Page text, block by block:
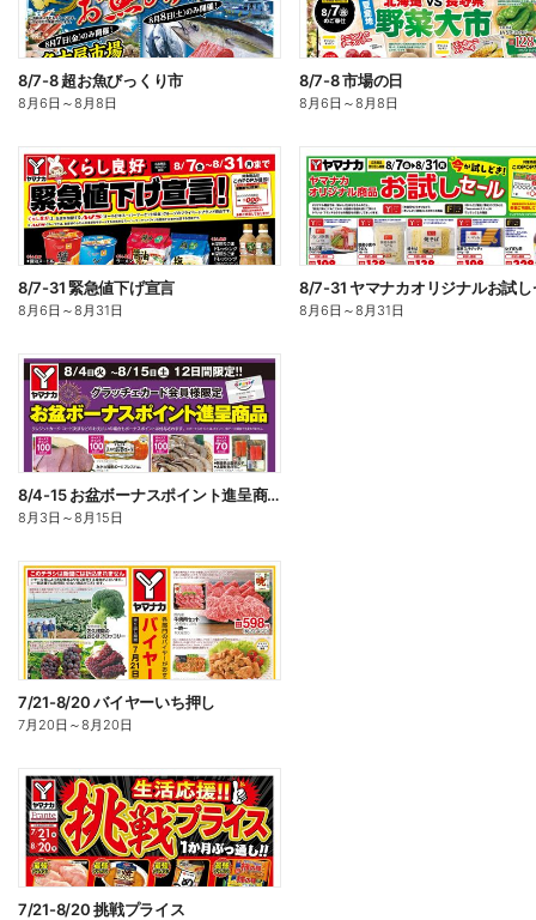
8/7-8 超お魚びっくり市
8月6日 ～8月8日
8/7-8 市場の日
8月6日 ～8月8日
8/7-31 緊急値下げ宣言
8月6日 ～8月31日 8月6日 ～8月31日
8/4-15 お盆ボーナスポイント進呈商品
8月3日 ～8月15日
7/21-8/20 バイヤーいち押し
7月20日 ～8月20日
7/21-8/20 挑戦プライス